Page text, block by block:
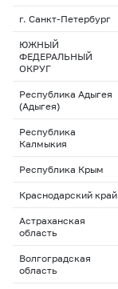
г. Санкт-Петербург
ЮЖНЫЙ
ФЕДЕРАЛЬНЫЙ
ОКРУГ
Республика Адыгея
(Адыгея)
Республика
Калмыкия
Республика Крым
Краснодарский край
Астраханская
область
Волгоградская
область